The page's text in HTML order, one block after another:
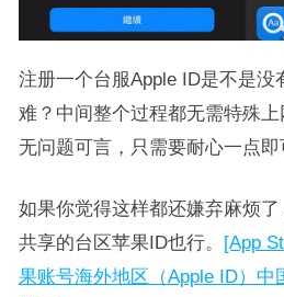
注册一个台服Apple ID是不是没
难？中间整个过程都无需特殊
无问题可言，只需要耐心一点即
如果你觉得这样都还嫌弃麻烦了
共享的台区苹果ID也行。 [App
果账号海外地区（Apple ID）